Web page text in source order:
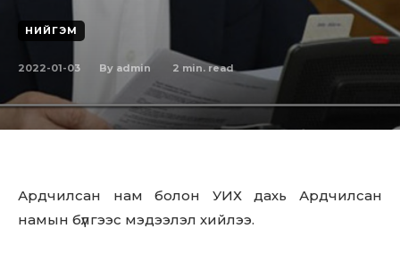
НИЙГЭМ
2022-01-03 By admin 2 min. read
Ардчилсан нам болон УИХ дахь Ардчилсан
намын бүлгээс мэдээлэл хийлээ.